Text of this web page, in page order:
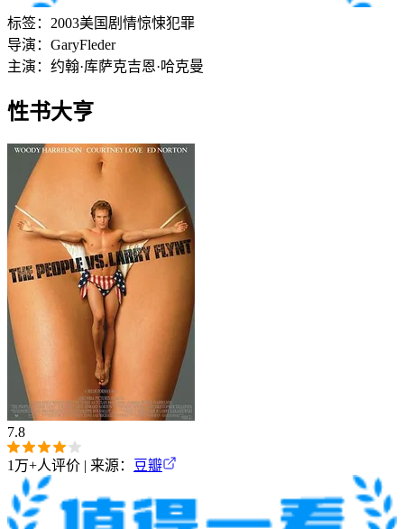
2万+人评价 | 来源： 豆瓣
标签： 2003美国剧情
导演：
Fleder
主演：
约翰·库萨克 吉恩·哈克曼
性书大亨